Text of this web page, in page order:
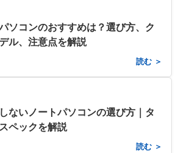
ソコンのおすすめは？選び方、ク
ル、注意点を解説
読む ＞
ないノートパソコンの選び方｜タ
ペックを解説
読む ＞